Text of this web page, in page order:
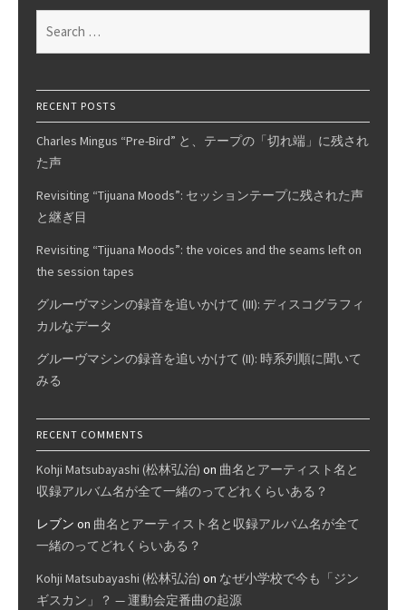
SME
3009/3010/3012
for:
RECENT POSTS
Charles Mingus “Pre-Bird” と、テープの「切れ端」に残され
た声
Revisiting “Tijuana Moods”: セッションテープに残された声
と継ぎ目
Revisiting “Tijuana Moods”: the voices and the seams left on
the session tapes
グルーヴマシンの録音を追いかけて (III): ディスコグラフィ
カルなデータ
グルーヴマシンの録音を追いかけて (II): 時系列順に聞いて
みる
RECENT COMMENTS
Kohji Matsubayashi (松林弘治) on 曲名とアーティスト名と
収録アルバム名が全て一緒のってどれくらいある？
レブン on 曲名とアーティスト名と収録アルバム名が全て
一緒のってどれくらいある？
Kohji Matsubayashi (松林弘治) on なぜ小学校で今も「ジン
ギスカン」？ — 運動会定番曲の起源